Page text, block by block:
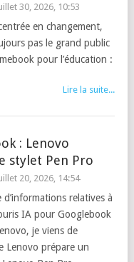
30, 2026, 10:53
en changement,
pas le grand public
pour l’éducation :
Lire la suite...
: Lenovo
stylet Pen Pro
20, 2026, 14:54
relatives à
IA pour Googlebook
je viens de
Lenovo prépare un